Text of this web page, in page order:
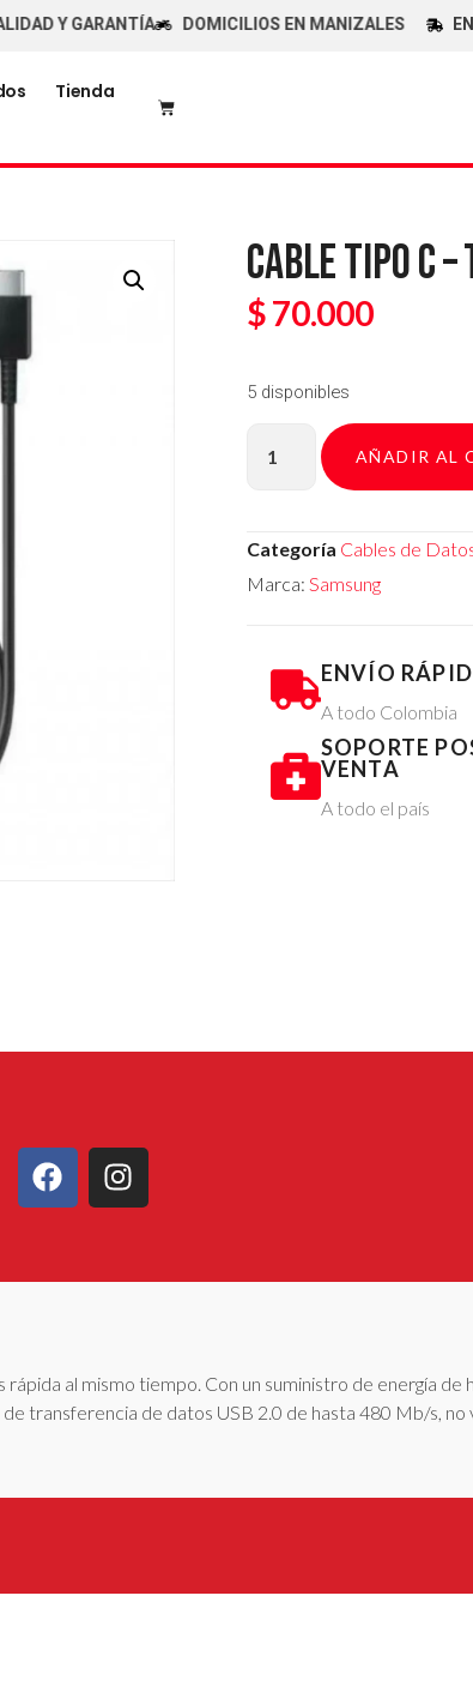
Y GARANTÍA DOMICILIOS EN MANIZALES
Tienda
CABLE TIPO C –
$70.000
5 disponibles
AÑADIR AL
Categoría Cables de
Marca: Samsung
ENVÍO
A todo Colombia
SOPORTE
VENTA
A todo el país
al mismo tiempo. Con un suministro de energía de
transferencia de datos USB 2.0 de hasta 480 Mb/s, no